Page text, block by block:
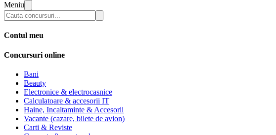
Meniu
Contul meu
Concursuri online
Bani
Beauty
Electronice & electrocasnice
Calculatoare & accesorii IT
Haine, Incaltaminte & Accesorii
Vacante (cazare, bilete de avion)
Carti & Reviste